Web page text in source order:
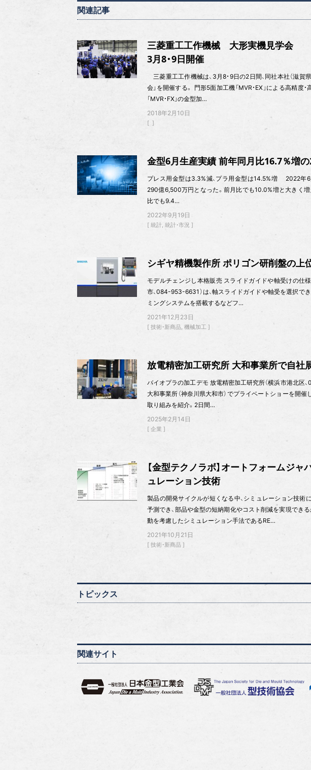
関連記事
三菱重工工作機械 大形実機見学会
3月8・9日開催
三菱重工工作機械は、3月8・9日の2日間、同社本社（滋賀
会」を開催する。 門形5面加工機「MVR・EX」による高精度
「MVR・FX」の金型加…
2018年2月10日
金型6月生産実績 前年同月比16.7％増
プレス用金型は3.3%減、プラ用金型は14.5%増 2022年6
290億6,500万円となった。前月比でも10.0%増と大きく増
比でも9.4…
2022年9月19日
統計 統計・市況
シギヤ精機製作所 ポリゴン研削盤の上
モデルチェンジし本格販売 スライドガイドや軸受けの仕
市、084-953-6631）は、軸スライドガイドや軸受を選択で
ミングシステムを搭載するなどフ…
2021年12月23日
技術・新商品 機械加工
放電精密加工研究所 大和事業所で自社
バイオプラの加工デモ 放電精密加工研究所（横浜市港北区、
大和事業所（神奈川県大和市）でプライベートショーを開
取り組みを紹介。2日間…
2025年2月14日
企業
【金型テクノラボ】オートフォームジャ
ュレーション技術
製品の開発サイクルが短くなる中、シミュレーション技術
予測でき、部品や金型の短納期化やコスト削減を実現でき
動を考慮したシミュレーション手法であるRE…
2021年10月21日
技術・新商品
トピックス
関連サイト